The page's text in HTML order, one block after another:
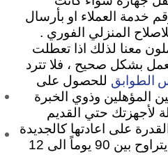
خدمة العملاء او بأرسال
المنزلي الفوري .
معنا لذلك اذا تعطلت
بشكل صحيح ، فلا تترد
الطوابق للحصول على
المؤهلين وذوي الخبرة
لأجهزتك حتي القديم
على اعادتها كالجديدة
تماماً مع اعطائك ضمان يتراوح بين 90 يوماً الى 12